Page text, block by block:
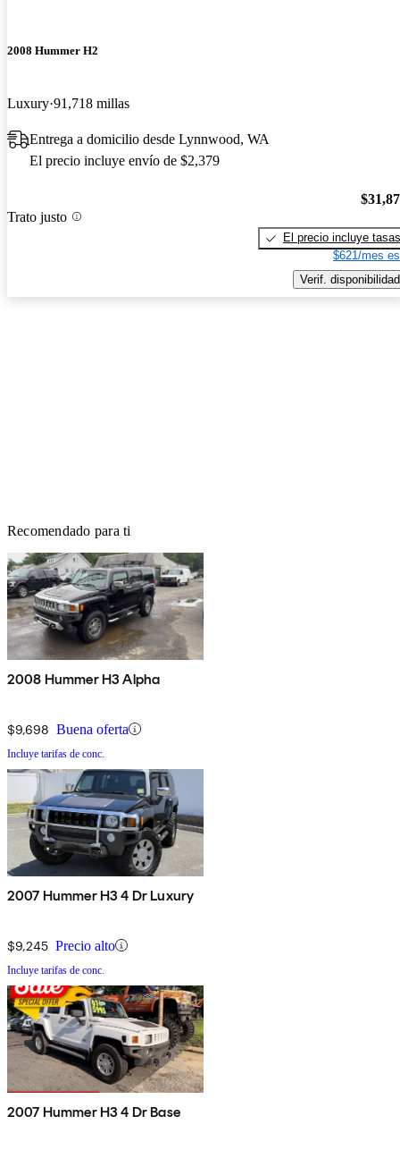
2008 Hummer H2
Luxury 91,718 millas
Entrega a domicilio desde Lynnwood, WA
El precio incluye envío de $2,379
Trato justo
El precio incluye tasas
$621/mes
Verif. disponibilidad
Recomendado para ti
2008 Hummer H3 Alpha
$9,698 Buena oferta
Incluye tarifas de conc.
2007 Hummer H3 4 Dr Luxury
$9,245 Precio alto
Incluye tarifas de conc.
2007 Hummer H3 4 Dr Base